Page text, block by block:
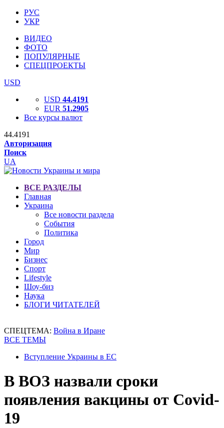
РУС
УКР
ВИДЕО
ФОТО
ПОПУЛЯРНЫЕ
СПЕЦПРОЕКТЫ
USD
USD 44.4191
EUR 51.2905
Все курсы валют
44.4191
Авторизация
Поиск
UA
ВСЕ РАЗДЕЛЫ
Главная
Украина
Все новости раздела
События
Политика
Город
Мир
Бизнес
Спорт
Lifestyle
Шоу-биз
Наука
БЛОГИ ЧИТАТЕЛЕЙ
СПЕЦТЕМА: Война в Иране
ВСЕ ТЕМЫ
Вступление Украины в ЕС
В ВОЗ назвали сроки
появления вакцины от Covid-
19